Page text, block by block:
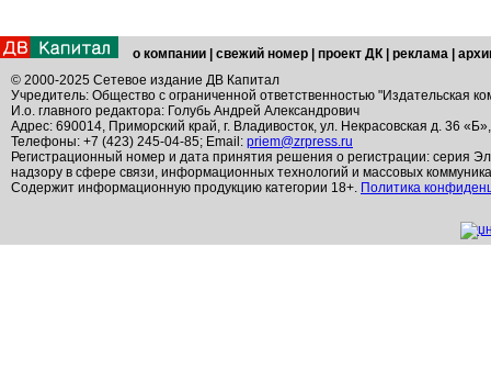
о компании свежий номер проект ДК реклама
© 2000-2025 Сетевое издание ДВ Капитал
Учредитель: Общество с ограниченной ответственностью "Издательская
И.о. главного редактора: Голубь Андрей Александрович
Адрес: 690014, Приморский край, г. Владивосток, ул. Некрасовская д. 36
Телефоны: +7 (423) 245-04-85; Email: priem@zrpress.ru
Регистрационный номер и дата принятия решения о регистрации: серия
надзору в сфере связи, информационных технологий и массовых
Содержит информационную продукцию категории 18+. Политика